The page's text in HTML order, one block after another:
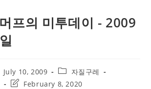
프의 미투데이 - 2009
July 10, 2009
Post
category:
자질구레
PostFebruary 8, 2020